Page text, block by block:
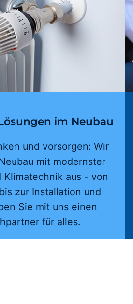
im Neubau
und vorsorgen: Wir
mit modernster
Klimatechnik aus - von
zur Installation und
Sie mit uns einen
für alles.